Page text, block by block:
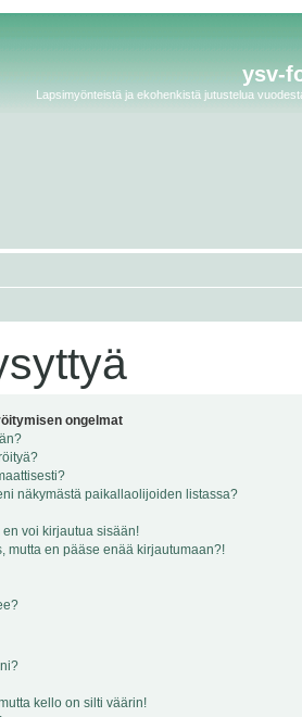
ysv-
Lapsimyönteistä ja ekohenkistä jutustelua
ongelmat
näkymästä paikallaolijoiden listassa?
voi kirjautua sisään!
mutta en pääse enää kirjautumaan?!
kello on silti väärin!